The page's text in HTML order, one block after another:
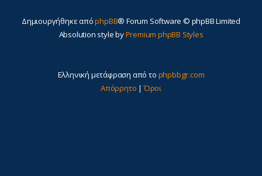
Δημιουργήθηκε απόphpBB® Forum Software © phpBB Limited
Absolution style byPremium phpBB Styles
Ελληνική μετάφραση από το phpbbgr.com
Απόρρητο |Όροι